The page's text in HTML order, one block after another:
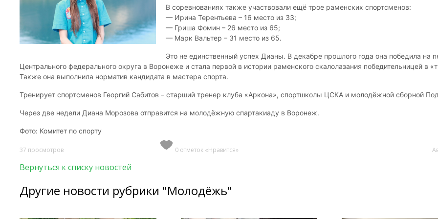
В соревнованиях также участвовали ещё трое раменских спортсменов:
— Ирина Терентьева – 16 место из 33;
— Гриша Фомин – 26 место из 65;
— Марк Вальтер – 31 место из 65.
Это не единственный успех Дианы. В декабре прошлого года она победила на
Центрального федерального округа в Воронеже и стала первой в истории раменского скалолазания победительницей в
Также она выполнила норматив кандидата в мастера спорта.
Тренирует спортсменов Георгий Сабитов – старший тренер клуба «Аркона», спортшколы ЦСКА и молодёжной сборной
Через две недели Диана Морозова отправится на молодёжную спартакиаду в Воронеж.
Фото: Комитет по спорту
37 просмотров 0 отметок «Нравится»
Вернуться к списку новостей
Другие новости рубрики "Молодёжь"